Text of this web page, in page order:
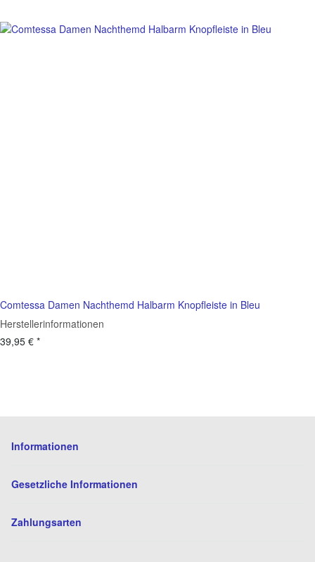
Comtessa Damen Nachthemd Halbarm Knopfleiste in Bleu
Herstellerinformationen
39,95 € *
Informationen
Gesetzliche Informationen
Zahlungsarten